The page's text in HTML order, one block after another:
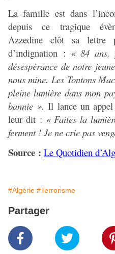
La famille est dans
depuis ce tragique
Azzedine clôt sa
d’indignation : « 84 ans,
désespérance de notre
nous mine. Les Tontons
pleine lumière dans mon
bannie ». Il lance un appel
leur dit : « Faites la
ferment ! Je ne crie pas
Source : Le Quotidien
#Algérie #Terrorisme
Partager